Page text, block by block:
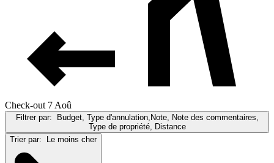
Check-out 7 Aoû
Filtrer par:
Budget, Type d'annulation,Note, Note des commentaires,
Type de propriété, Distance
Trier par:
Le moins cher